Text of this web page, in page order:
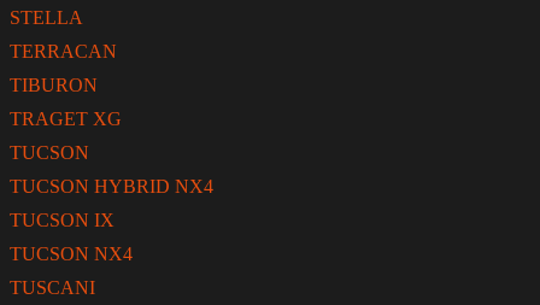
STELLA
TERRACAN
TIBURON
TRAGET XG
TUCSON
TUCSON HYBRID NX4
TUCSON IX
TUCSON NX4
TUSCANI